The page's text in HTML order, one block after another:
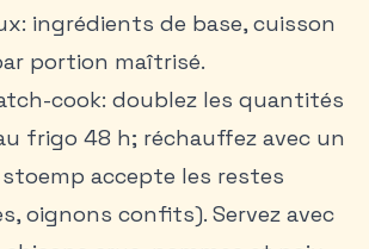
ingrédients de base, cuisson
portion maîtrisé.
cook: doublez les quantités
frigo 48 h; réchauffez avec un
stoemp accepte les restes
oignons confits). Servez avec